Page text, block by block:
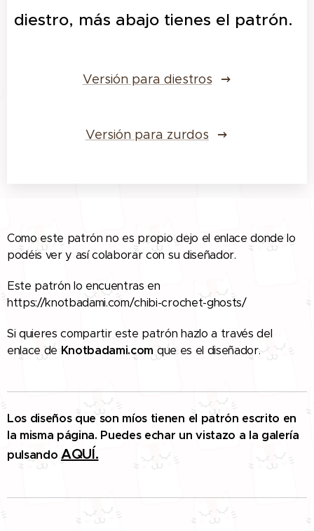
diestro, más abajo tienes el patrón.
Versión para diestros
Versión para zurdos
Como este patrón no es propio dejo el enlace donde lo
podéis ver y así colaborar con su diseñador.
Este patrón lo encuentras en 👉
https://knotbadami.com/chibi-crochet-ghosts/
Si quieres compartir este patrón hazlo a través del
enlace de Knotbadami.com que es el diseñador.
Los diseños que son míos tienen el patrón escrito en
la misma página. Puedes echar un vistazo a la galería
pulsandoAQUÍ.